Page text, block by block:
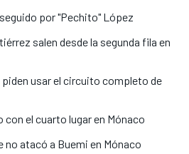
por "Pechito" López
salen desde la segunda fila en
usar el circuito completo de
el cuarto lugar en Mónaco
no atacó a Buemi en Mónaco